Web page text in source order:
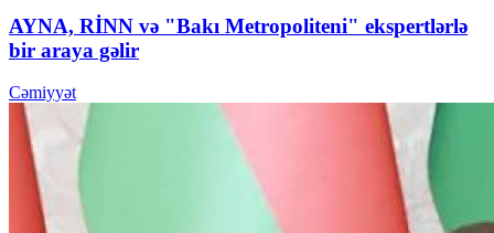
AYNA, RİNN və "Bakı Metropoliteni" ekspertlərlə
bir araya gəlir
Cəmiyyət